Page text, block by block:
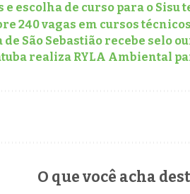
e escolha de curso para o
240 vagas em cursos
São Sebastião recebe selo
realiza RYLA Ambiental
O que você acha